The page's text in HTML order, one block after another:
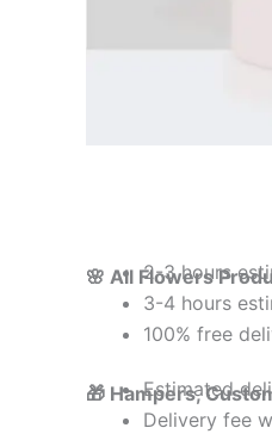
🌸 All Flowers
2-3 hours
3-4 hours
100% free
🎁 Hampers,
Estimated
Delivery fee